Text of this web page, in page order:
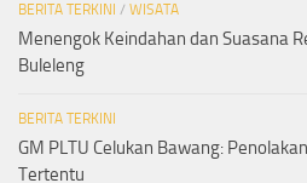
BERITA TERKINI / WISATA
Menengok Keindahan dan Suasana
Buleleng
BERITA TERKINI
GM PLTU Celukan Bawang:
Tertentu